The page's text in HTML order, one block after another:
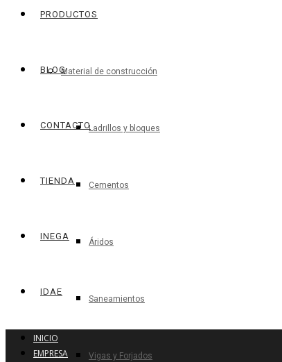
PRODUCTOS
Material de construcción
Ladrillos y bloques
Cementos
Áridos
Saneamientos
Vigas y Forjados
BLOG
CONTACTO
TIENDA
INEGA
IDAE
INICIO
EMPRESA